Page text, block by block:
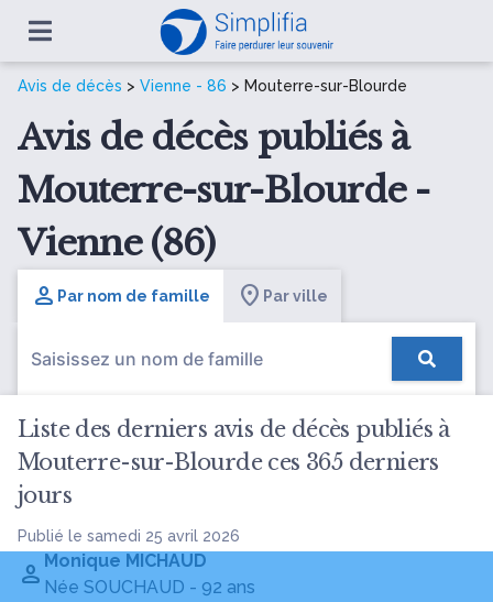
Avis de décès > Vienne - 86 > Mouterre-sur-Blourde
Avis de décès publiés à
Mouterre-sur-Blourde -
Vienne (86)
Par nom de famille Par ville
Liste des derniers avis de décès publiés à
Mouterre-sur-Blourde ces 365 derniers
jours
Publié le samedi 25 avril 2026
Monique MICHAUD
Née SOUCHAUD - 92 ans